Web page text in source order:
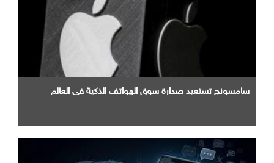
سامسونج تستعيد صدارة سوق الهواتف الذكية في العالم